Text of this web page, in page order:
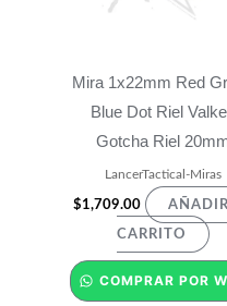
Mira 1x22mm Red
Blue Dot Riel
Gotcha Riel
LancerTactical-Miras
$1,709.00
CARRITO